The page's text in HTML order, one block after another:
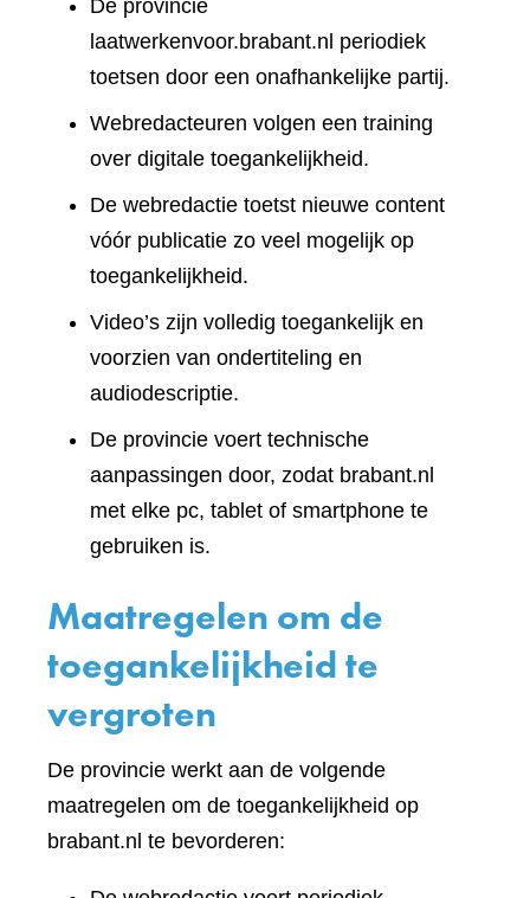
De provincie
laatwerkenvoor.brabant.nl periodiek
toetsen door een onafhankelijke partij.
Webredacteuren volgen een training
over digitale toegankelijkheid.
De webredactie toetst nieuwe content
vóór publicatie zo veel mogelijk op
toegankelijkheid.
Video’s zijn volledig toegankelijk en
voorzien van ondertiteling en
audiodescriptie.
De provincie voert technische
aanpassingen door, zodat brabant.nl
met elke pc, tablet of smartphone te
gebruiken is.
Maatregelen om de
toegankelijkheid te
vergroten
De provincie werkt aan de volgende
maatregelen om de toegankelijkheid op
brabant.nl te bevorderen: